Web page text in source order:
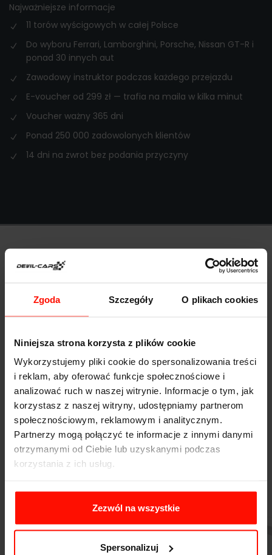
Zgoda Szczegóły O plikach cookies
Niniejsza strona korzysta z plików cookie
Wykorzystujemy pliki cookie do spersonalizowania treści
i reklam, aby oferować funkcje społecznościowe i
analizować ruch w naszej witrynie. Informacje o tym, jak
korzystasz z naszej witryny, udostępniamy partnerom
społecznościowym, reklamowym i analitycznym.
Partnerzy mogą połączyć te informacje z innymi danymi
otrzymanymi od Ciebie lub uzyskanymi podczas
korzystania z ich usług.
Zezwól na wszystkie
Spersonalizuj
Najważniejsze informacje
11 torów wyścigowych w całej Polsce
Do wyboru Ferrari, Lamborghini, Porsche, Nissan GT-R i
ponad 30 innych aut
Zawodowy instruktor podczas każdego przejazdu
E-voucher od 299 zł — trafia na maila w kilka minut
Voucher ważny 365 dni
Ponad 250 000 zadowolonych klientów
14 dni na zwrot bez podania przyczyny
Bardzo przystępne ceny i duży wybór sportowych
samochodów. Polecili mi Was znajomi i nie żałuję.
Znalazłam super prezent!